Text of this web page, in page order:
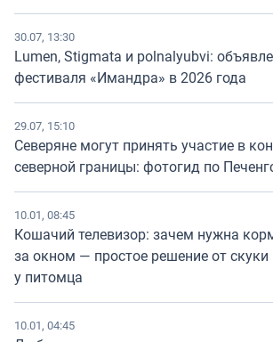
30.07, 13:30
Lumen, Stigmata и polnalyubvi:
фестиваля «Имандра» в 2026 года
29.07, 15:10
Северяне могут принять участие в
северной границы: фотогид по
10.01, 08:45
Кошачий телевизор: зачем нужна
за окном — простое решение от скуки
у питомца
10.01, 04:45